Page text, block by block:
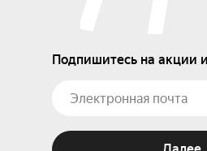
Подпишитесь на акции